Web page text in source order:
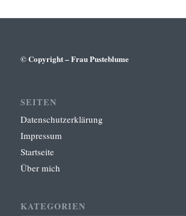
© Copyright – Frau Pusteblume
SEITEN
Datenschutzerklärung
Impressum
Startseite
Über mich
KATEGORIEN